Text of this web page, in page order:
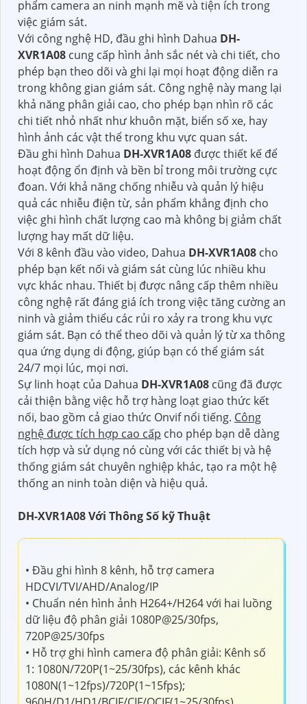
DH-XVR1A08HÌNH
ẢNH ĐẸP DAHUA
với 8 kênh đầu vào video và khả năng ghi hình đồng
thời lên đến 8 kênh, DahuaDH-XVR1A08 là một sản
phẩm camera an ninh mạnh mẽ và tiện ích trong
việc giám sát.
Với công nghệ HD, đầu ghi hình DahuaDH-
XVR1A08cung cấp hình ảnh sắc nét và chi tiết, cho
phép bạn theo dõi và ghi lại mọi hoạt động diễn ra
trong không gian giám sát. Công nghệ này mang lại
khả năng phân giải cao, cho phép bạn nhìn rõ các
chi tiết nhỏ nhất như khuôn mặt, biển số xe, hay
hình ảnh các vật thể trong khu vực quan sát.
Đầu ghi hình DahuaDH-XVR1A08được thiết kế để
hoạt động ổn định và bền bỉ trong môi trường cực
đoan. Với khả năng chống nhiễu và quản lý hiệu
quả các nhiễu điện từ, sản phẩm khẳng định cho
việc ghi hình chất lượng cao mà không bị giảm chất
lượng hay mất dữ liệu.
Với 8 kênh đầu vào video, DahuaDH-XVR1A08cho
phép bạn kết nối và giám sát cùng lúc nhiều khu
vực khác nhau. Thiết bị được nâng cấp thêm nhiều
công nghệ rất đáng giá ích trong việc tăng cường an
ninh và giảm thiểu các rủi ro xảy ra trong khu vực
giám sát. Bạn có thể theo dõi và quản lý từ xa thông
24/7 mọi lúc, mọi nơi.
cải thiện bằng việc hỗ trợ hàng loạt giao thức kết
nối, bao gồm cả giao thức Onvif nổi tiếng.
nghệ được tích hợp cao cấpcho phép bạn dễ dàng
tích hợp và sử dụng nó cùng với các thiết bị và hệ
thống giám sát chuyên nghiệp khác, tạo ra một hệ
thống an ninh toàn diện và hiệu quả.
DH-XVR1A08 Với Thông Số kỹ Thuật